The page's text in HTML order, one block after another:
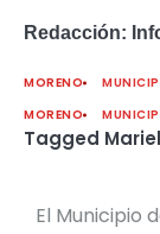
Redacción:
MORENO
MORENO
Tagged
El Municipio